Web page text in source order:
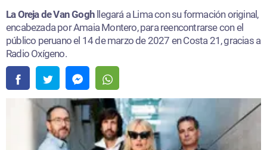
La Oreja de Van Gogh llegará a Lima con su formación original,
encabezada por Amaia Montero, para reencontrarse con el
público peruano el 14 de marzo de 2027 en Costa 21, gracias a
Radio Oxígeno.